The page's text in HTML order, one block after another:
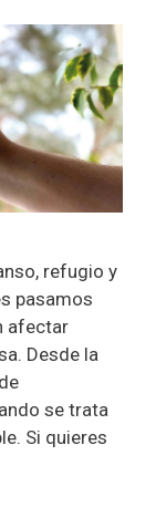
refugio y
pasamos
afectar
Desde la
se trata
Si quieres